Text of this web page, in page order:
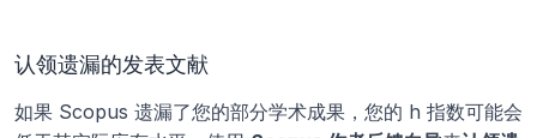
认领遗漏的发表文献
如果 Scopus 遗漏了您的部分学术成果，您的 h 指数可能会